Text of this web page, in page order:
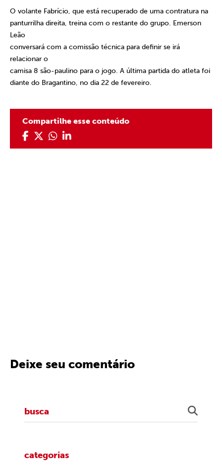
O volante Fabrício, que está recuperado de uma contratura na
panturrilha direita, treina com o restante do grupo. Emerson
Leão
conversará com a comissão técnica para definir se irá
relacionar o
camisa 8 são-paulino para o jogo. A última partida do atleta foi
diante do Bragantino, no dia 22 de fevereiro.
Compartilhe esse conteúdo
Deixe seu comentário
categorias